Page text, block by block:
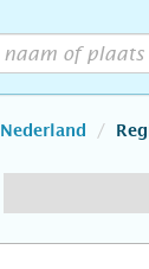
Nederland